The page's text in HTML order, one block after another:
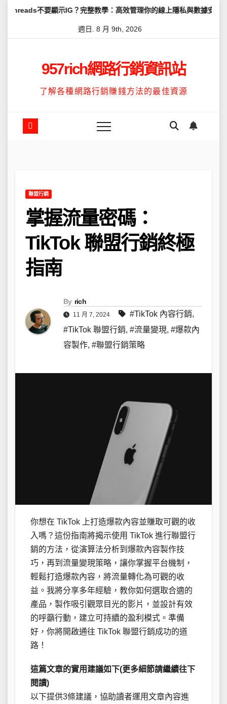
示IG？完整教學：高效管理你的線上隱私與數據安全 怎麼讓
週日. 8 月 9th, 2026
957rich網路行銷資訊站
了解各種網路行銷賺錢方法的最佳資源
聯盟行銷
掌握流量密碼：
TikTok 聯盟行銷終極
指南
By rich
11 月 7, 2024 #TikTok 內容行銷,
#TikTok 聯盟行銷, #流量變現, #爆款內
容製作, #聯盟行銷策略
你想在 TikTok 上打造爆款內容並賺取可觀的收
入嗎？這份指南將揭示使用 TikTok 進行聯盟行
銷的方法，從演算法分析到爆款內容製作技
巧，再到流量變現策略，讓你掌握平台機制，
輕鬆打造爆款內容，將流量轉化為可觀的收
益。我將分享多年經驗，教你如何選取合適的
產品，製作吸引觀眾目光的影片，並設計有效
的呼籲行動，建立可持續的盈利模式。準備
好，你將開啟通往 TikTok 聯盟行銷成功的道
路！
這篇文章的實用建議如下(更多細節請繼續往下
閱讀)
以下提供3條建議，協助讀者運用文章內容進